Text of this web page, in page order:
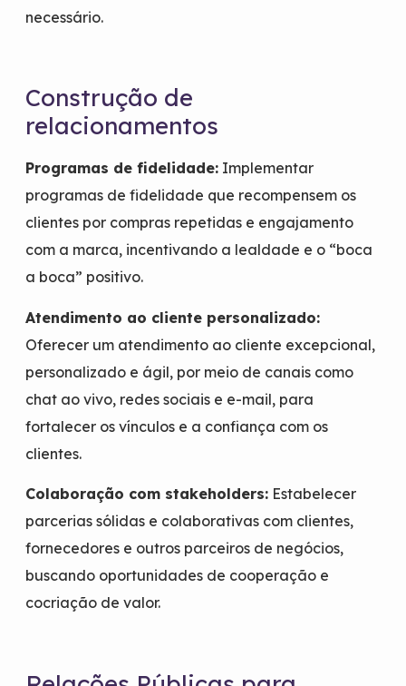
necessário.
Construção de
relacionamentos
Programas de fidelidade:Implementar
programas de fidelidade que recompensem os
clientes por compras repetidas e engajamento
com a marca, incentivando a lealdade e o “boca
a boca” positivo.
Atendimento ao cliente personalizado:
Oferecer um atendimento ao cliente excepcional,
personalizado e ágil, por meio de canais como
chat ao vivo, redes sociais e e-mail, para
fortalecer os vínculos e a confiança com os
clientes.
Colaboração com stakeholders:Estabelecer
parcerias sólidas e colaborativas com clientes,
fornecedores e outros parceiros de negócios,
buscando oportunidades de cooperação e
cocriação de valor.